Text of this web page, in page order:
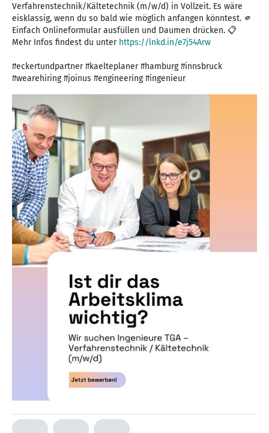
Verfahrenstechnik/Kältetechnik (m/w/d) in Vollzeit. Es wäre
eisklassig, wenn du so bald wie möglich anfangen könntest. 🫵
Einfach Onlineformular ausfüllen und Daumen drücken. 📋
Mehr Infos findest du unter https://lnkd.in/e7j54Arw
#eckertundpartner #kaelteplaner #hamburg #innsbruck
#wearehiring #joinus #engineering #ingenieur